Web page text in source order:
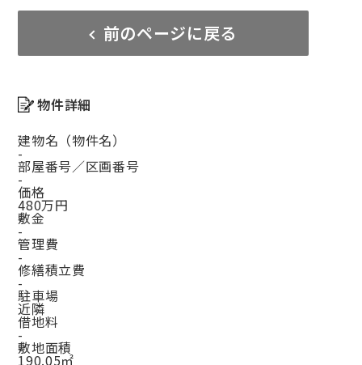
前のページに戻る
物件詳細
建物名（物件名）
-
部屋番号／区画番号
-
価格
480万円
敷金
-
管理費
-
修繕積立費
-
駐車場
近隣
借地料
-
敷地面積
190.05㎡